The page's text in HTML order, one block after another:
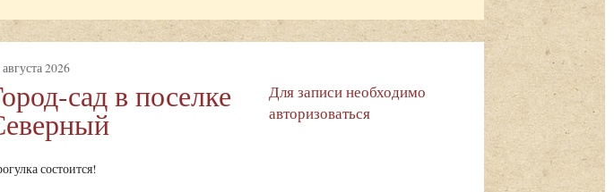
2026
сад в поселке
Для записи необходимо
авторизоваться
состоится!